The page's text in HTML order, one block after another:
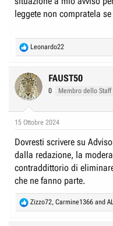
leggete non compratela
R
e
c
t
i
s
Leonardo22
FAUST50
0 Membro dello Staff
15 Ottobre 2024
Dovresti scrivere su
dalla redazione, la
contraddittorio di
che ne fanno parte.
R
e
Zizzo72, Carmine1366 and